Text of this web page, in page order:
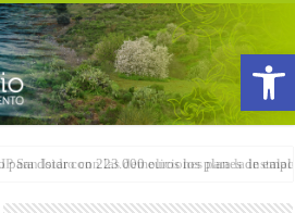
San Isidro con las demoliciones para la